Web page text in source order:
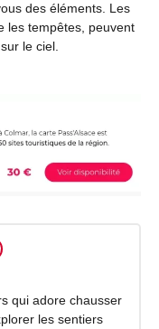
des éléments. Les
les tempêtes, peuvent
le ciel.
qui adore chausser
les sentiers